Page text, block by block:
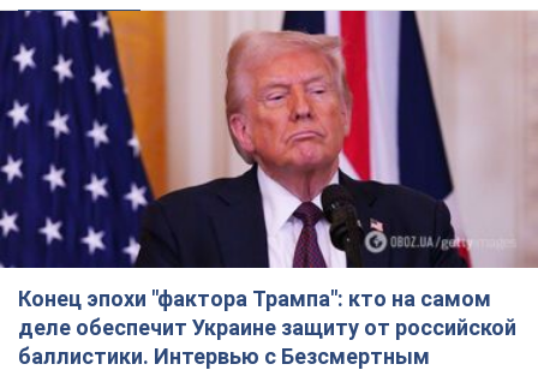
деле обеспечит Украине защиту от российской
баллистики. Интервью с Безсмертным
Владимир Зеленский встретился с украинским дипломатом и
изложил новое видение войны и роли международных
партнеров в борьбе с Россией
годину тому 5,4 т.
В Киеве в результате российской атаки
пострадали четыре человека. Фото
Враг продолжает регулярный ракетный террор столицы
годину тому 13,0 т.